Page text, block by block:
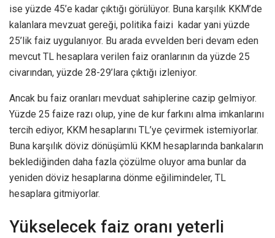
ise yüzde 45’e kadar çıktığı görülüyor. Buna karşılık KKM’de
kalanlara mevzuat gereği, politika faizi kadar yani yüzde
25’lik faiz uygulanıyor. Bu arada evvelden beri devam eden
mevcut TL hesaplara verilen faiz oranlarının da yüzde 25
civarından, yüzde 28-29’lara çıktığı izleniyor.
Ancak bu faiz oranları mevduat sahiplerine cazip gelmiyor.
Yüzde 25 faize razı olup, yine de kur farkını alma imkanlarını
tercih ediyor, KKM hesaplarını TL’ye çevirmek istemiyorlar.
Buna karşılık döviz dönüşümlü KKM hesaplarında bankaların
beklediğinden daha fazla çözülme oluyor ama bunlar da
yeniden döviz hesaplarına dönme eğilimindeler, TL
hesaplara gitmiyorlar.
Yükselecek faiz oranı yeterli